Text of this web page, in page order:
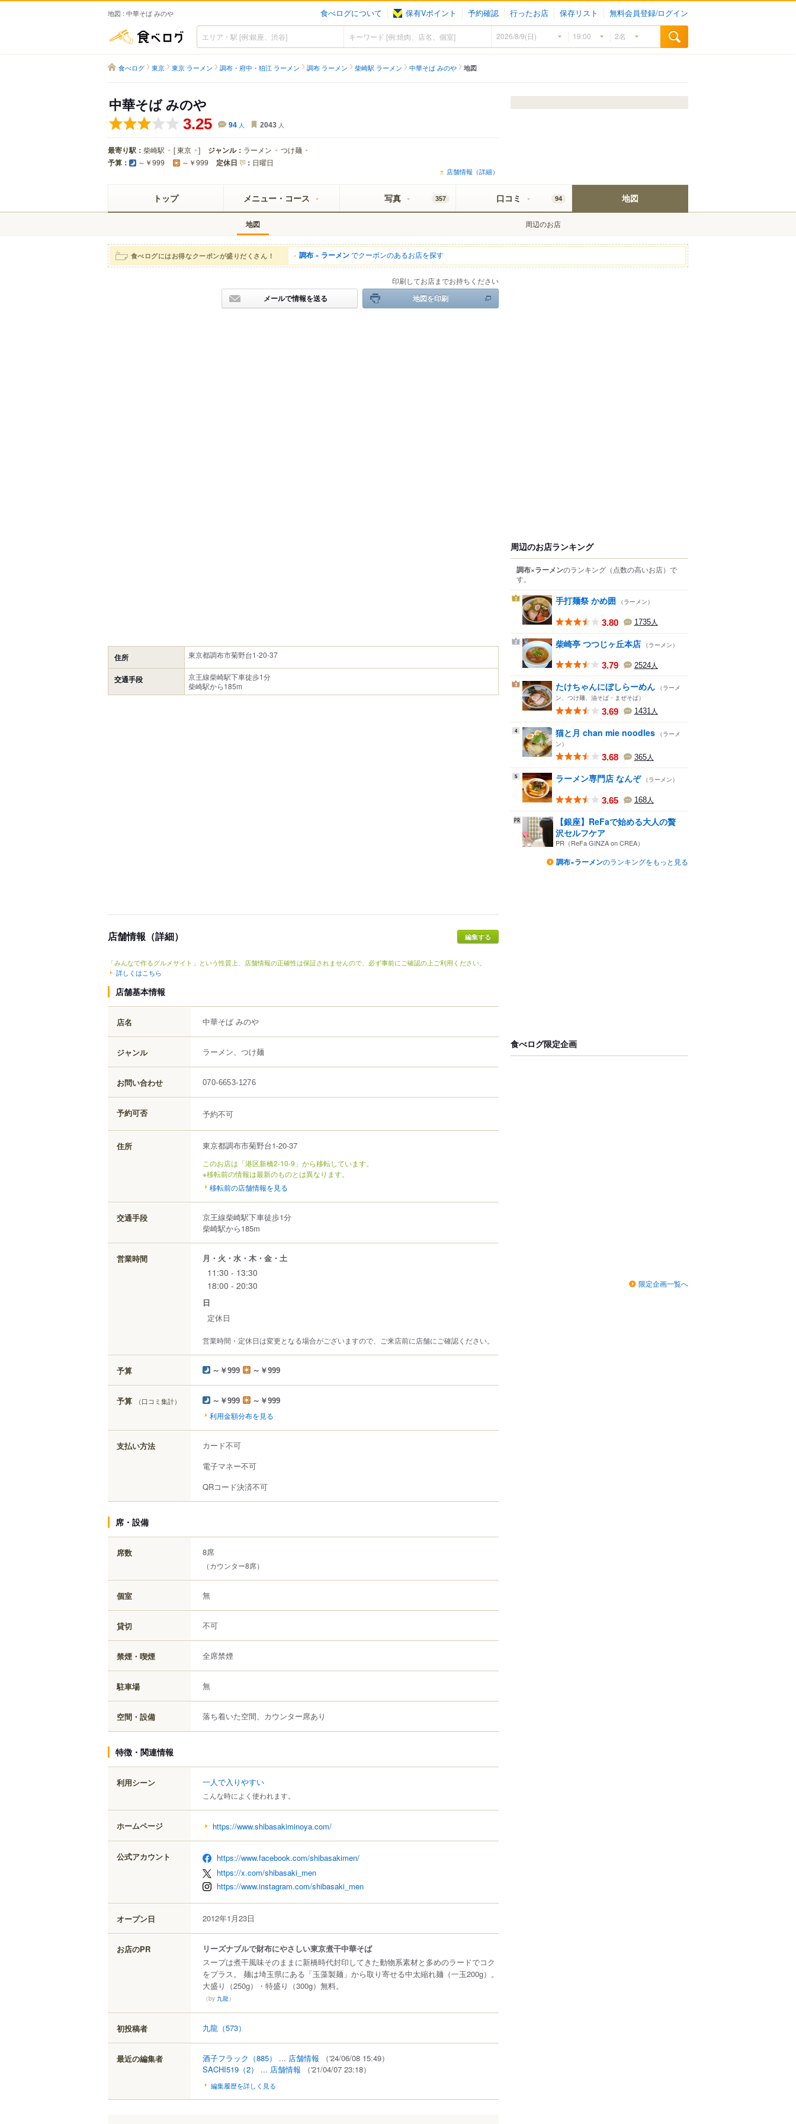
地図 : 中華そば みのや 食べログについて 保有Vポイント 予約確認 行ったお店 保存リスト 無料会員登録/ログイン
食べログ
食べログ 東京 東京 ラーメン 調布・府中・狛江 ラーメン 調布 ラーメン 柴崎駅 ラーメン 中華そば みのや 地図
中華そば みのや
3.25 94 人 2043 人
最寄り駅： 柴崎駅 [東京 ] ジャンル： ラーメン つけ麺
予算： ～￥999 ～￥999 定休日 ： 日曜日
店舗情報（詳細）
トップ メニュー・コース 写真 357 口コミ 94 地図
地図 周辺のお店
食べログにはお得なクーポンが盛りだくさん！ 調布 × ラーメンでクーポンのあるお店を探す
印刷してお店までお持ちください
メールで情報を送る 地図を印刷
住所 東京都調布市菊野台1-20-37
交通手段
京王線柴崎駅下車徒歩1分
柴崎駅から185m
店舗情報（詳細）
「みんなで作るグルメサイト」という性質上、店舗情報の正確性は保証されませんので、必ず事前にご確認の上ご利用ください。
詳しくはこちら
店舗基本情報
店名 中華そば みのや
ジャンル ラーメン、つけ麺
お問い合わせ 070-6653-1276
予約可否 予約不可
住所 東京都調布市菊野台1-20-37
このお店は「港区新橋2-10-9」から移転しています。
※移転前の情報は最新のものとは異なります。
移転前の店舗情報を見る
交通手段
京王線柴崎駅下車徒歩1分
柴崎駅から185m
営業時間 月・火・水・木・金・土
11:30 - 13:30
18:00 - 20:30
日
定休日
営業時間・定休日は変更となる場合がございますので、ご来店前に店舗にご確認ください。
予算 ～￥999 ～￥999
予算 （口コミ集計） ～￥999 ～￥999
利用金額分布を見る
支払い方法
カード不可
電子マネー不可
QRコード決済不可
席・設備
席数 8席
（カウンター8席）
個室 無
貸切 不可
禁煙・喫煙 全席禁煙
駐車場 無
空間・設備 落ち着いた空間、カウンター席あり
特徴・関連情報
利用シーン 一人で入りやすい
こんな時によく使われます。
ホームページ https://www.shibasakiminoya.com/
公式アカウント
https://www.facebook.com/shibasakimen/
https://x.com/shibasaki_men
https://www.instagram.com/shibasaki_men
オープン日 2012年1月23日
お店のPR
リーズナブルで財布にやさしい東京煮干中華そば
スープは煮干風味そのままに新橋時代封印してきた動物系素材と多めのラードでコク
をプラス。 麺は埼玉県にある「玉藻製麺」から取り寄せる中太縮れ麺（一玉200g）。
大盛り（250g）・特盛り（300g）無料。
（by 九龍 ）
初投稿者 九龍 （573）
最近の編集者 酒子フラック （885） ... 店舗情報
（'24/06/08 15:49）
SACHI519 （2） ... 店舗情報 （'21/04/07 23:18）
編集履歴を詳しく見る
周辺のお店ランキング
調布×ラーメンのランキング （点数の高いお店） で
す。
1 手打麺祭 かめ囲 （ラーメン）
3.80 1735人
2 柴崎亭 つつじヶ丘本店 （ラーメン）
3.79 2524人
3 たけちゃんにぼしらーめん （ラーメ
ン、つけ麺、油そば・まぜそば）
3.69 1431人
4 猫と月 chan mie noodles （ラーメ
ン）
3.68 365人
5 ラーメン専門店 なんぞ （ラーメン）
3.65 168人
【銀座】ReFaで始める大人の贅
沢セルフケア
PR（ReFa GINZA on CREA）
調布×ラーメンのランキングをもっと見る
食べログ限定企画
限定企画一覧へ